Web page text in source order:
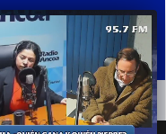
ECONOMÍA